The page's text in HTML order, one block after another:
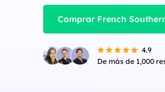
Comprar French
4.9
De más de 1,000